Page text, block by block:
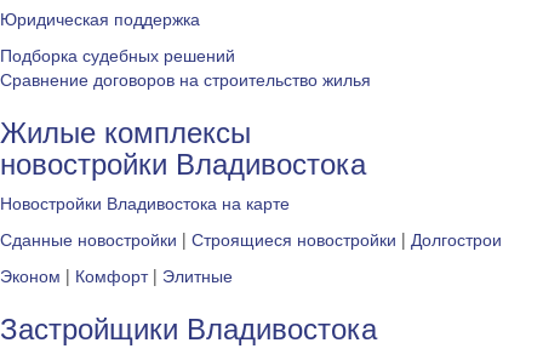
Юридическая поддержка
Подборка судебных решений
Сравнение договоров на строительство жилья
Жилые комплексы
новостройки Владивостока
Новостройки Владивостока на карте
Сданные новостройки | Строящиеся новостройки | Долгострои
Эконом | Комфорт| Элитные
Застройщики Владивостока